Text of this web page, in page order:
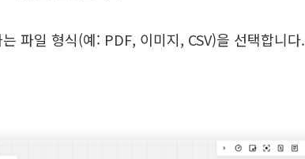
파일 형식(예: PDF, 이미지, CSV)을 선택합니다.